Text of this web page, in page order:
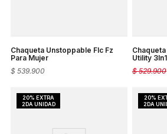
Chaqueta Unstoppable Flc Fz
Para Mujer
$ 539.900
Utility
$ 529.900